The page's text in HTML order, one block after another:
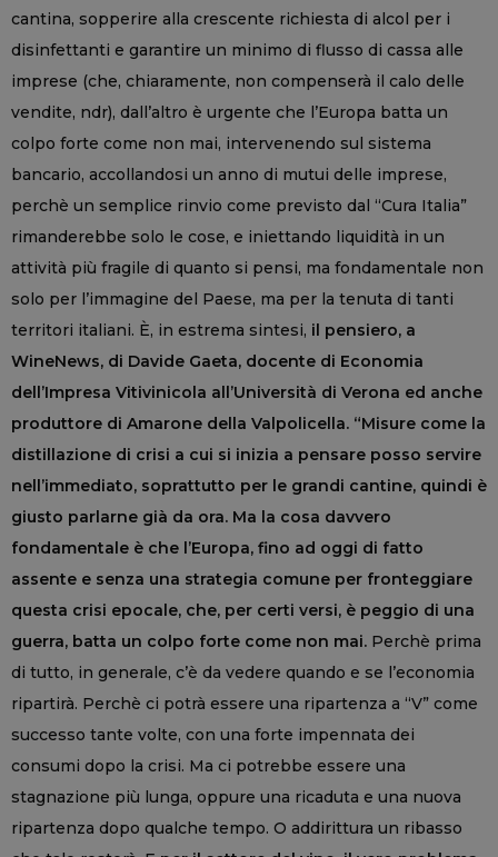
cantina, sopperire alla crescente richiesta di alcol per i
disinfettanti e garantire un minimo di flusso di cassa alle
imprese (che, chiaramente, non compenserà il calo delle
vendite, ndr), dall’altro è urgente che l’Europa batta un
colpo forte come non mai, intervenendo sul sistema
bancario, accollandosi un anno di mutui delle imprese,
perchè un semplice rinvio come previsto dal “Cura Italia”
rimanderebbe solo le cose, e iniettando liquidità in un
attività più fragile di quanto si pensi, ma fondamentale non
solo per l’immagine del Paese, ma per la tenuta di tanti
territori italiani. È, in estrema sintesi, il pensiero, a
WineNews, di Davide Gaeta, docente di Economia
dell’Impresa Vitivinicola all’Università di Verona ed anche
produttore di Amarone della Valpolicella. “Misure come la
distillazione di crisi a cui si inizia a pensare posso servire
nell’immediato, soprattutto per le grandi cantine, quindi è
giusto parlarne già da ora. Ma la cosa davvero
fondamentale è che l’Europa, fino ad oggi di fatto
assente e senza una strategia comune per fronteggiare
questa crisi epocale, che, per certi versi, è peggio di una
guerra, batta un colpo forte come non mai. Perchè prima
di tutto, in generale, c’è da vedere quando e se l’economia
ripartirà. Perchè ci potrà essere una ripartenza a “V” come
successo tante volte, con una forte impennata dei
consumi dopo la crisi. Ma ci potrebbe essere una
stagnazione più lunga, oppure una ricaduta e una nuova
ripartenza dopo qualche tempo. O addirittura un ribasso